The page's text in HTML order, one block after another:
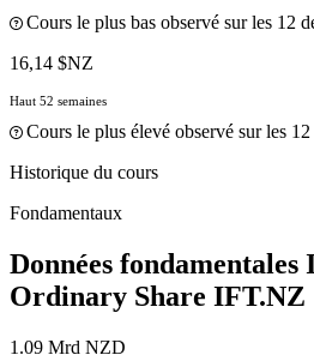
Cours le plus bas observé sur les 12
16,14 $NZ
Haut 52 semaines
Cours le plus élevé observé sur les
Historique du cours
Fondamentaux
Données
Ordinary Share IFT.NZ
1.09 Mrd NZD